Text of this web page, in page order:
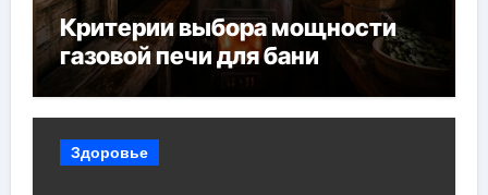
Критерии выбора мощности
газовой печи для бани
Здоровье